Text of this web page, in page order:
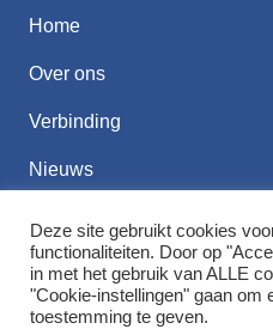
Home
Over ons
Verbinding
Nieuws
Contact
Deze site gebruikt cookies
functionaliteiten. Door op
in met het gebruik van ALLE
"Cookie-instellingen" gaan om
toestemming te geven.